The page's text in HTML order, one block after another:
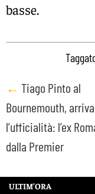
basse.
Post
navigation
← Tiago Pinto al
Bournemouth, arriva
l’ufficialità: l’ex
dalla Premier
ULTIM’ORA